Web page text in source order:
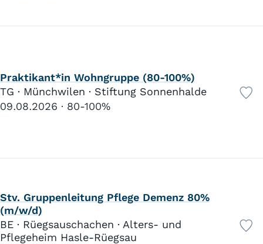
Praktikant*in Wohngruppe (80-100%)
TG · Münchwilen · Stiftung Sonnenhalde
09.08.2026
80-100%
Stv. Gruppenleitung Pflege Demenz 80%
(m/w/d)
BE · Rüegsauschachen · Alters- und
Pflegeheim Hasle-Rüegsau